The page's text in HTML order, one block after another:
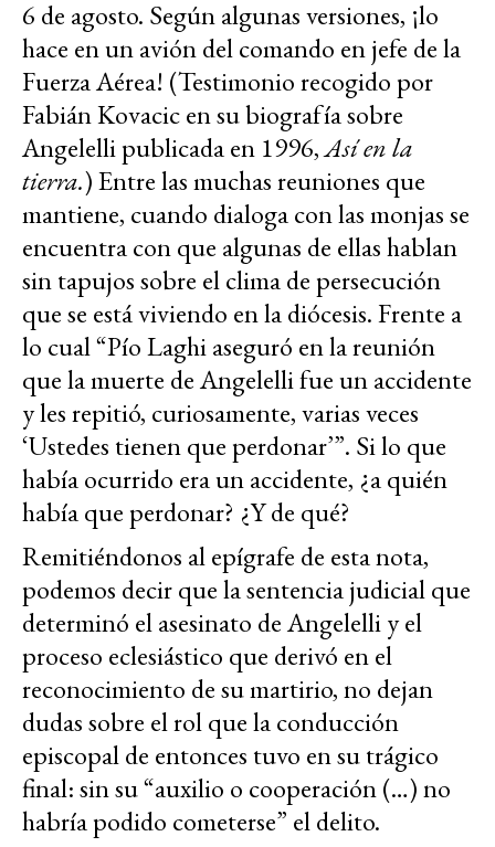
6 de agosto. Según algunas versiones, ¡lo
hace en un avión del comando en jefe de la
Fuerza Aérea! (Testimonio recogido por
Fabián Kovacic en su biografía sobre
Angelelli publicada en 1996,Así en la
tierra.) Entre las muchas reuniones que
mantiene, cuando dialoga con las monjas se
encuentra con que algunas de ellas hablan
sin tapujos sobre el clima de persecución
que se está viviendo en la diócesis. Frente a
lo cual “Pío Laghi aseguró en la reunión
que la muerte de Angelelli fue un accidente
y les repitió, curiosamente, varias veces
‘Ustedes tienen que perdonar’”. Si lo que
había ocurrido era un accidente, ¿a quién
había que perdonar? ¿Y de qué?
Remitiéndonos al epígrafe de esta nota,
podemos decir que la sentencia judicial que
determinó el asesinato de Angelelli y el
proceso eclesiástico que derivó en el
reconocimiento de su martirio, no dejan
dudas sobre el rol que la conducción
episcopal de entonces tuvo en su trágico
final: sin su “auxilio o cooperación (…) no
habría podido cometerse” el delito.